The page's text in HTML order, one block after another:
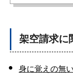
架空請求に
身に覚えの無